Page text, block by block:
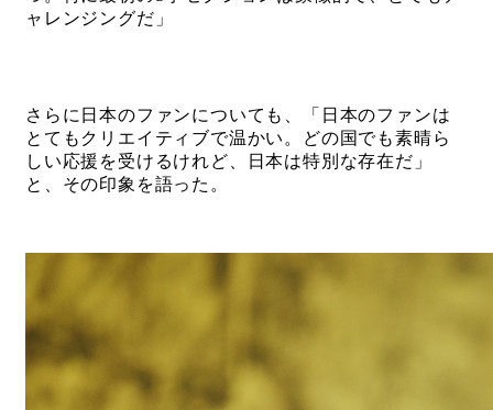
ャレンジングだ」
さらに日本のファンについても、「日本のファンは
とてもクリエイティブで温かい。どの国でも素晴ら
しい応援を受けるけれど、日本は特別な存在だ」
と、その印象を語った。